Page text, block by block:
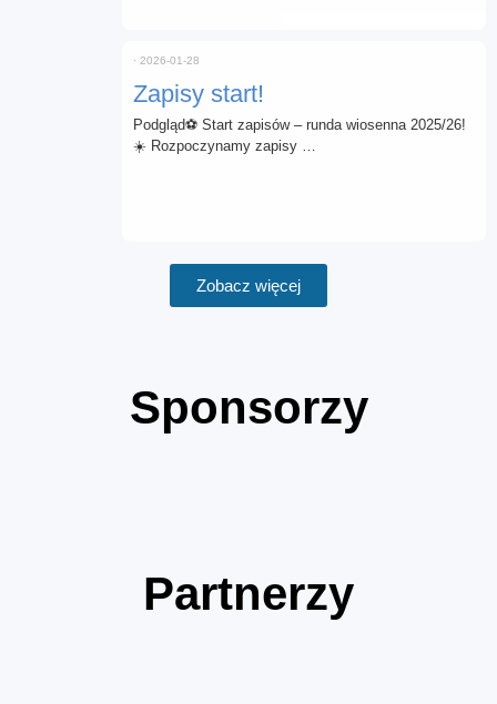
Zapisy start!
⋅ 2026-01-28
Podgląd⚽ Start zapisów – runda wiosenna 2025/26!
☀️ Rozpoczynamy zapisy …
Zobacz więcej
Sponsorzy
Partnerzy